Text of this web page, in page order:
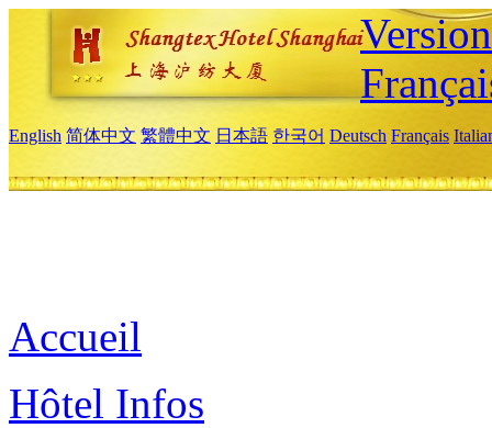
English 简体中文 繁體中文 日本語 한국어 Deutsch Français
Accueil
Hôtel Infos